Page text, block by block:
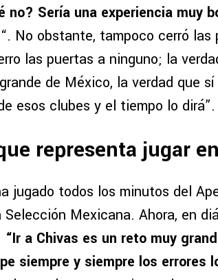
no? Sería una experiencia muy
“. No obstante, tampoco cerró las
las puertas a ninguno; la
de México, la verdad que
esos clubes y el tiempo lo dirá”.
representa jugar
jugado todos los minutos del
Mexicana. Ahora, en
“Ir a Chivas es un reto muy
siempre y siempre los errores